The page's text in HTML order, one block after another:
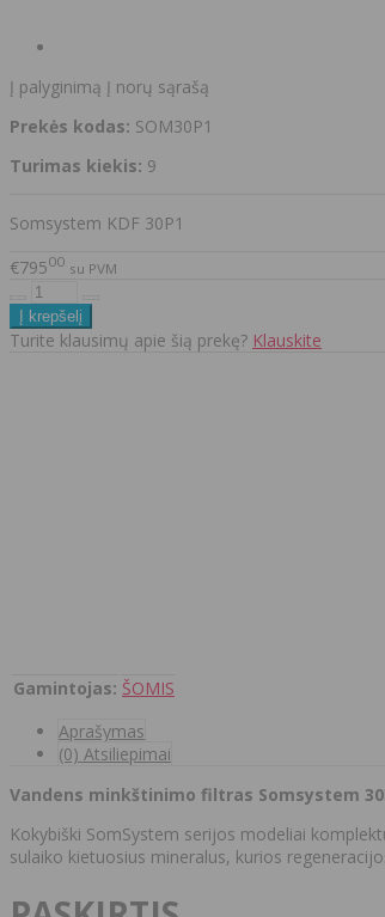
Į palyginimą Į norų sąrašą
Prekės kodas: SOM30P1
Turimas kiekis: 9
Somsystem KDF 30P1
€79500 su PVM
Turite klausimų apie šią prekę? Klauskite
Gamintojas: ŠOMIS
Aprašymas
(0) Atsiliepimai
Vandens minkštinimo filtras Somsystem
Kokybiški SomSystem serijos modeliai
sulaiko kietuosius mineralus, kurios